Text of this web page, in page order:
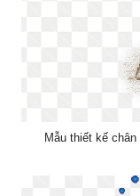
Mẫu thiết kế